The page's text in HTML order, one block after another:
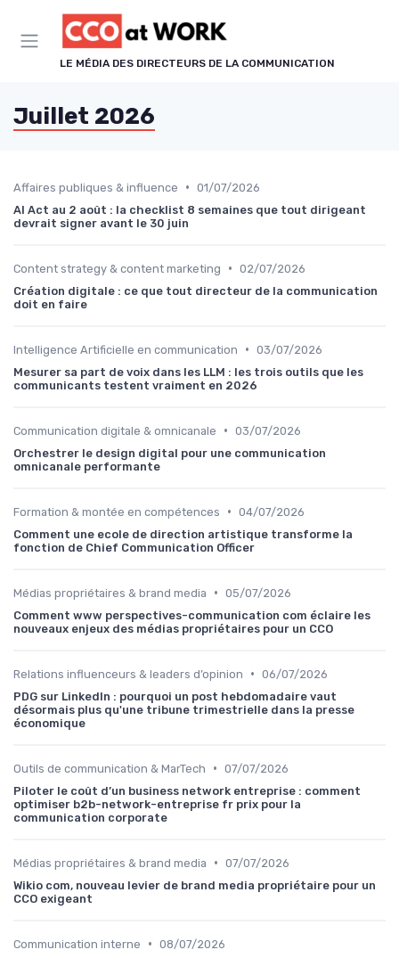
LE MÉDIA DES DIRECTEURS DE LA COMMUNICATION
Juillet 2026
Affaires publiques & influence • 01/07/2026
AI Act au 2 août : la checklist 8 semaines que tout dirigeant
devrait signer avant le 30 juin
Content strategy & content marketing • 02/07/2026
Création digitale : ce que tout directeur de la communication
doit en faire
Intelligence Artificielle en communication • 03/07/2026
Mesurer sa part de voix dans les LLM : les trois outils que les
communicants testent vraiment en 2026
Communication digitale & omnicanale • 03/07/2026
Orchestrer le design digital pour une communication
omnicanale performante
Formation & montée en compétences • 04/07/2026
Comment une ecole de direction artistique transforme la
fonction de Chief Communication Officer
Médias propriétaires & brand media • 05/07/2026
Comment www perspectives-communication com éclaire les
nouveaux enjeux des médias propriétaires pour un CCO
Relations influenceurs & leaders d’opinion • 06/07/2026
PDG sur LinkedIn : pourquoi un post hebdomadaire vaut
désormais plus qu'une tribune trimestrielle dans la presse
économique
Outils de communication & MarTech • 07/07/2026
Piloter le coût d’un business network entreprise : comment
optimiser b2b-network-entreprise fr prix pour la
communication corporate
Médias propriétaires & brand media • 07/07/2026
Wikio com, nouveau levier de brand media propriétaire pour un
CCO exigeant
Communication interne • 08/07/2026
Panneau de gestion des cookies